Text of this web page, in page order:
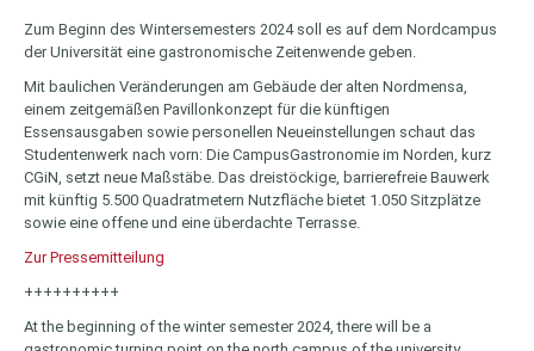
Zum Beginn des Wintersemesters 2024 soll es auf dem Nordcampus
der Universität eine gastronomische Zeitenwende geben.
Mit baulichen Veränderungen am Gebäude der alten Nordmensa,
einem zeitgemäßen Pavillonkonzept für die künftigen
Essensausgaben sowie personellen Neueinstellungen schaut das
Studentenwerk nach vorn: Die CampusGastronomie im Norden, kurz
CGiN, setzt neue Maßstäbe. Das dreistöckige, barrierefreie Bauwerk
mit künftig 5.500 Quadratmetern Nutzfläche bietet 1.050 Sitzplätze
sowie eine offene und eine überdachte Terrasse.
Zur Pressemitteilung
++++++++++
At the beginning of the winter semester 2024, there will be a